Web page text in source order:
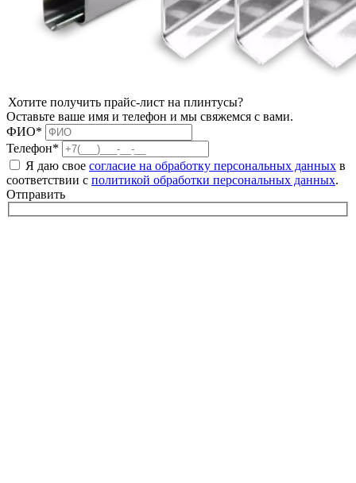
Хотите получить прайс-лист на плинтусы?
Оставьте ваше имя и телефон и мы свяжемся с вами.
ФИО*
Телефон*
Я даю свое согласие на обработку персональных данных в
соответствии с политикой обработки персональных данных.
Отправить